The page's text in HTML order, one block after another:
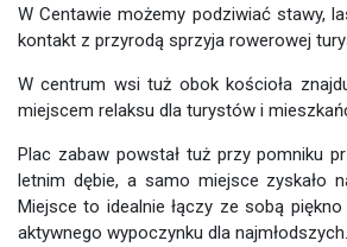
W Centawie możemy podziwiać stawy,
kontakt z przyrodą sprzyja rowerowej
W centrum wsi tuż obok kościoła
miejscem relaksu dla turystów i
Plac zabaw powstał tuż przy pomniku
letnim dębie, a samo miejsce zyskało
Miejsce to idealnie łączy ze sobą
aktywnego wypoczynku dla najmłodszych.